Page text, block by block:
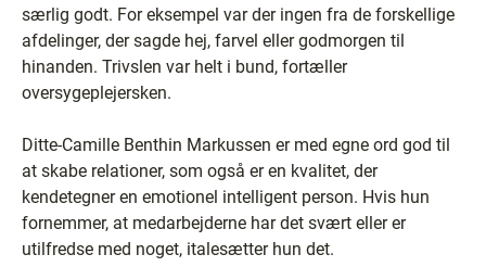
særlig godt. For eksempel var der ingen fra de forskellige
afdelinger, der sagde hej, farvel eller godmorgen til
hinanden. Trivslen var helt i bund, fortæller
oversygeplejersken.
Ditte-Camille Benthin Markussen er med egne ord god til
at skabe relationer, som også er en kvalitet, der
kendetegner en emotionel intelligent person. Hvis hun
fornemmer, at medarbejderne har det svært eller er
utilfredse med noget, italesætter hun det.